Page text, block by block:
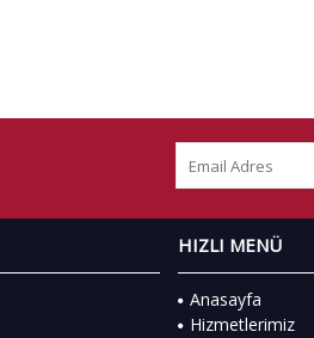
HIZLI MENÜ
Anasayfa
Hizmetlerimiz